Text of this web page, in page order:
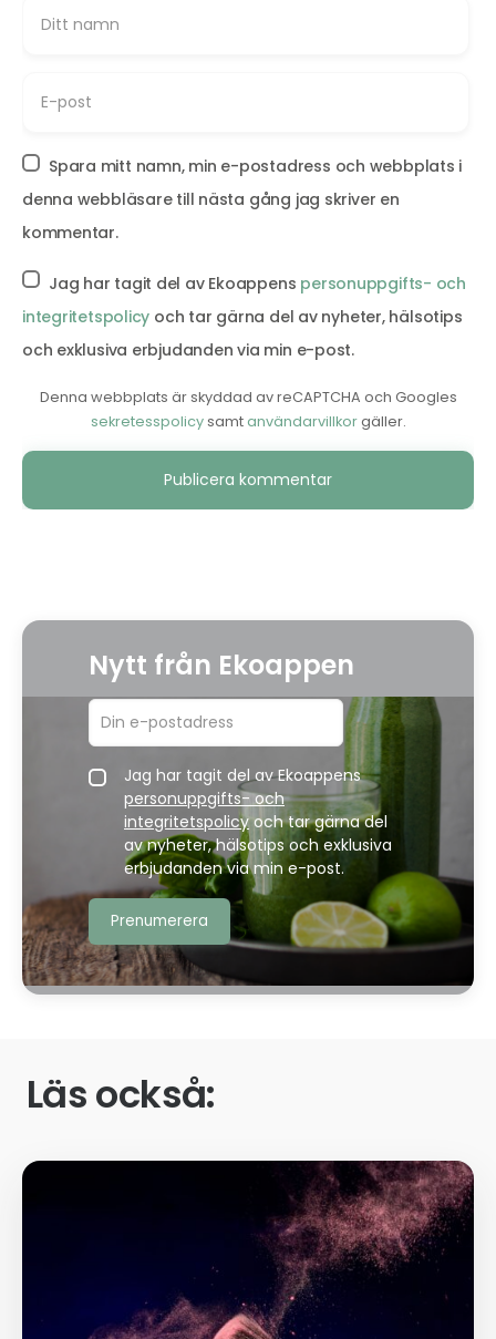
Spara mitt namn, min e-postadress och webbplats i
denna webbläsare till nästa gång jag skriver en
kommentar.
Jag har tagit del av Ekoappens personuppgifts- och
integritetspolicy och tar gärna del av nyheter, hälsotips
och exklusiva erbjudanden via min e-post.
Denna webbplats är skyddad av reCAPTCHA och Googles
sekretesspolicysamtanvändarvillkorgäller.
Alternative:
Nytt från Ekoappen
Jag har tagit del av Ekoappens
personuppgifts- och
integritetspolicyoch tar gärna del
av nyheter, hälsotips och exklusiva
erbjudanden via min e-post.
Läs också: